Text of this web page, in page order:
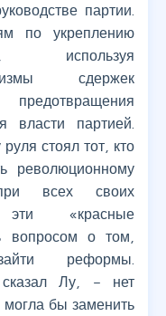
партии.
по укреплению
используя
сдержек
власти партией.
стоял тот, кто
революционному
всех своих
эти «красные
вопросом о том,
реформы.
Лу, – нет
могла бы заменить